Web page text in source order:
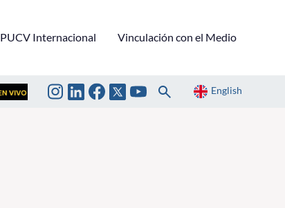
PUCV Internacional Vinculación con el Medio
English